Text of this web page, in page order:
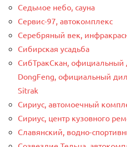
Седьмое небо, сауна
Сервис-97, автокомплекс
Серебряный век,
Сибирская усадьба
СибТракСкан, официальный
DongFeng, официальный
Sitrak
Сириус, автомоечный
Сириус, центр кузовного
Славянский, водно-